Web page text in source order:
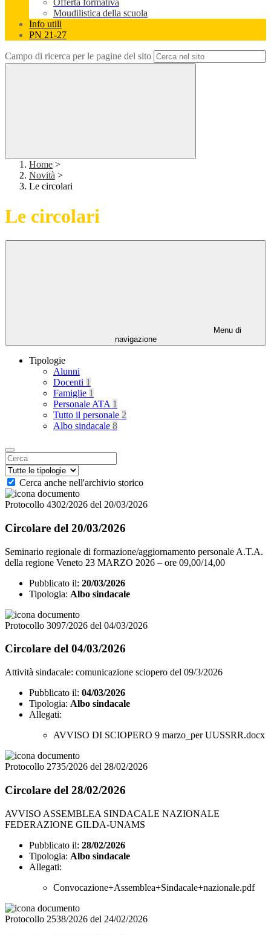
Offerta formativa
Moudilistica della scuola
Info utili
PN 21-27
Campo di ricerca per le pagine del sito
Home >
Novità >
Le circolari
Le circolari
Menu di
navigazione
Tipologie
Alunni
Docenti 1
Famiglie 1
Personale ATA 1
Tutto il personale 2
Albo sindacale 8
Cerca anche nell'archivio storico
Protocollo 4302/2026 del 20/03/2026
Circolare del 20/03/2026
Seminario regionale di formazione/aggiornamento personale A.T.A.
della regione Veneto 23 MARZO 2026 – ore 09,00/14,00
Pubblicato il: 20/03/2026
Tipologia: Albo sindacale
Protocollo 3097/2026 del 04/03/2026
Circolare del 04/03/2026
Attività sindacale: comunicazione sciopero del 09/3/2026
Pubblicato il: 04/03/2026
Tipologia: Albo sindacale
Allegati:
AVVISO DI SCIOPERO 9 marzo_per UUSSRR.docx
Protocollo 2735/2026 del 28/02/2026
Circolare del 28/02/2026
AVVISO ASSEMBLEA SINDACALE NAZIONALE
FEDERAZIONE GILDA-UNAMS
Pubblicato il: 28/02/2026
Tipologia: Albo sindacale
Allegati:
Convocazione+Assemblea+Sindacale+nazionale.pdf
Protocollo 2538/2026 del 24/02/2026